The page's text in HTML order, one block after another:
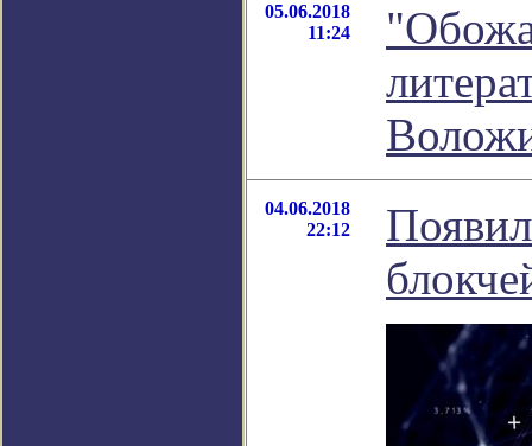
05.06.2018
11:24
04.06.2018
22:12